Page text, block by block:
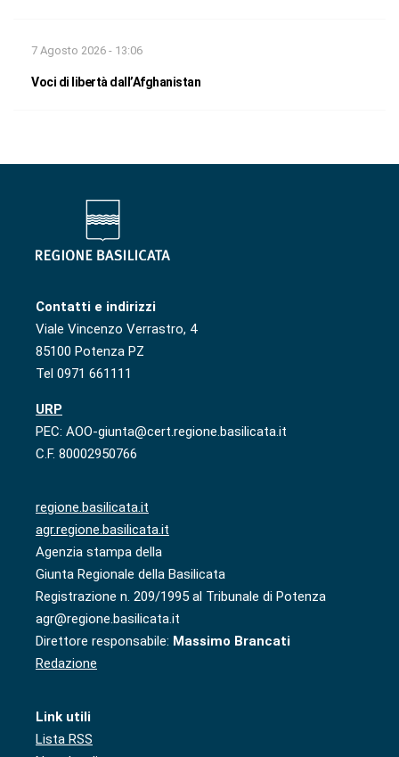
7 Agosto 2026 - 13:06
Voci di libertà dall’Afghanistan
Contatti e indirizzi
Viale Vincenzo Verrastro, 4
85100 Potenza PZ
Tel 0971 661111
URP
PEC: AOO-giunta@cert.regione.basilicata.it
C.F. 80002950766
regione.basilicata.it
agr.regione.basilicata.it
Agenzia stampa della
Giunta Regionale della Basilicata
Registrazione n. 209/1995 al Tribunale di Potenza
agr@regione.basilicata.it
Direttore responsabile: Massimo Brancati
Redazione
Link utili
Lista RSS